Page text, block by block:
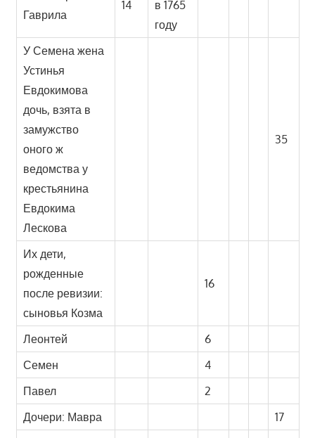
Гаврила
14
в 1765
году
У Семена жена
Устинья
Евдокимова
дочь, взята в
замужство
оного ж
ведомства у
крестьянина
Евдокима
Лескова
35
Их дети,
рожденные
после ревизии:
сыновья Козма
16
Леонтей
6
Семен
4
Павел
2
Дочери: Мавра
17